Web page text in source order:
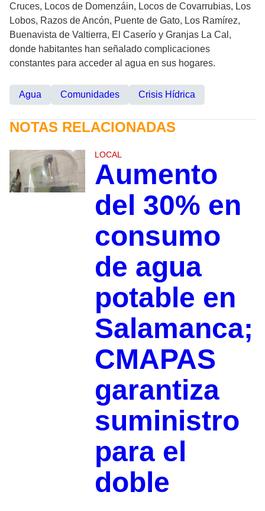
Cruces, Locos de Domenzáin, Locos de Covarrubias, Los
Lobos, Razos de Ancón, Puente de Gato, Los Ramírez,
Buenavista de Valtierra, El Caserío y Granjas La Cal,
donde habitantes han señalado complicaciones
constantes para acceder al agua en sus hogares.
Agua Comunidades Crisis Hídrica
NOTAS RELACIONADAS
LOCAL
Aumento
del 30% en
consumo
de agua
potable en
Salamanca;
CMAPAS
garantiza
suministro
para el
doble